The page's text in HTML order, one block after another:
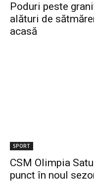
Poduri peste
alături de
acasă
SPORT
CSM Olimpia
punct în noul